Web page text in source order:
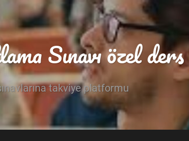
Sınavı özel ders
takviye platformu